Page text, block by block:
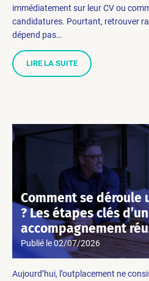
immédiatement sur leur CV ou
candidatures. Pourtant, retrouver
dépend pas…
LIRE LA SUITE
Comment se déroule
? Les étapes clés d’un
accompagnement
Publié le02/07/2026
Aujourd’hui, l’outplacement ne